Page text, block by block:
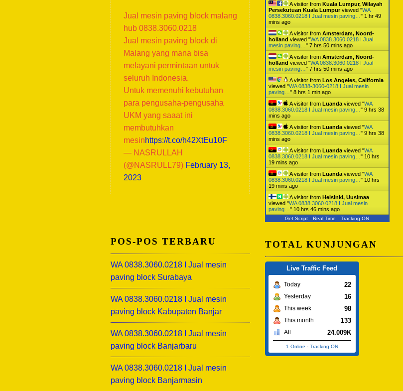
Jual mesin paving block malang
hub 0838.3060.0218
Jual mesin paving block di
Malang yang mana bisa
melayani permintaan untuk
seluruh Indonesia.
Untuk memenuhi kebutuhan
para pengusaha-pengusaha
UKM yang saaat ini
membutuhkan
mesinhttps://t.co/h42XtEu10F
— NASRULLAH
(@NASRULL79) February 13,
2023
POS-POS TERBARU
WA 0838.3060.0218 I Jual mesin
paving block Surabaya
WA 0838.3060.0218 I Jual mesin
paving block Kabupaten Banjar
WA 0838.3060.0218 I Jual mesin
paving block Banjarbaru
WA 0838.3060.0218 I Jual mesin
paving block Banjarmasin
A visitor from Kuala Lumpur, Wilayah
Persekutuan Kuala Lumpurviewed "WA
0838.3060.0218 I Jual mesin paving… " 1 hr 49
mins ago
A visitor from Amsterdam, Noord-
holland viewed "WA 0838.3060.0218 I Jual
mesin paving… " 7 hrs 50 mins ago
A visitor from Amsterdam, Noord-
holland viewed "WA 0838.3060.0218 I Jual
mesin paving… " 7 hrs 50 mins ago
A visitor from Los Angeles, California
viewed "WA 0838-3060-0218 I Jual mesin
paving… " 8 hrs 1 min ago
A visitor from Luandaviewed "WA
0838.3060.0218 I Jual mesin paving… " 9 hrs 38
mins ago
A visitor from Luandaviewed "WA
0838.3060.0218 I Jual mesin paving… " 9 hrs 38
mins ago
A visitor from Luandaviewed "WA
0838.3060.0218 I Jual mesin paving… " 10 hrs
19 mins ago
A visitor from Luandaviewed "WA
0838.3060.0218 I Jual mesin paving… " 10 hrs
19 mins ago
A visitor from Helsinki, Uusimaa
viewed "WA 0838.3060.0218 I Jual mesin
paving… " 10 hrs 46 mins ago
Get Script Real Time Tracking ON
TOTAL KUNJUNGAN
Live Traffic Feed
Today 22
Yesterday 16
This week 98
This month 133
All 24.009K
1 Online - Tracking ON